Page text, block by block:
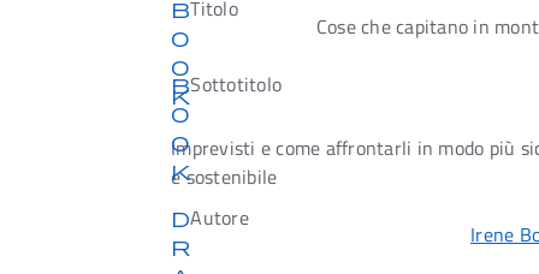
b
o
o
k
Titolo
Cose che capitano in
b
o
o
k
Sottotitolo
Imprevisti e come affrontarli in modo più
e sostenibile
d
r
Autore
Irene